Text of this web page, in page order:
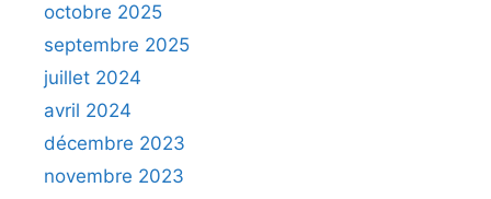
octobre 2025
septembre 2025
juillet 2024
avril 2024
décembre 2023
novembre 2023